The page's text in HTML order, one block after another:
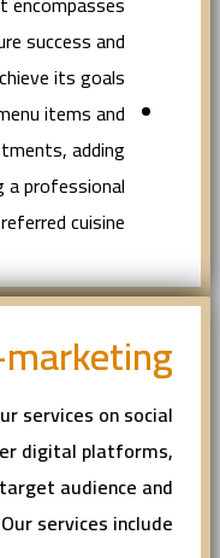
success and
its goals.
items and
adding
professional
cuisine.
services on social
digital platforms,
audience and
services include: